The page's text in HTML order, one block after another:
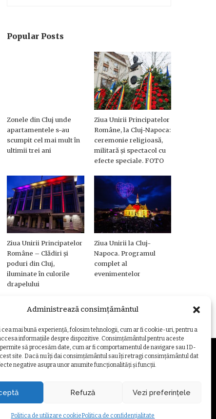
Administrează consimțământul
cea mai bună experiență, folosim tehnologii, cum ar fi cookie-uri, pentru a
informațiile despre dispozitive. Consimțământul pentru aceste
să procesăm date, cum ar fi comportamentul de navigare sau ID-
site. Dacă nu îți dai consimțământul sau îți retragi consimțământul dat
negative asupra unor anumite funcționalități și funcții.
Refuză Vezi preferințele
Politica de utilizare cookiePolitica de confidențialitate
Popular Posts
Zonele din Cluj unde
apartamentele s-au
scumpit cel mai mult în
ultimii trei ani
Ziua Unirii Principatelor
Române, la Cluj-Napoca:
ceremonie religioasă,
militară și spectacol cu
efecte speciale. FOTO
Ziua Unirii Principatelor
Române – Clădiri și
poduri din Cluj,
iluminate în culorile
drapelului
Ziua Unirii la Cluj-
Napoca. Programul
complet al
evenimentelor
COOKIE